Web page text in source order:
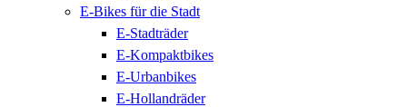
E-Bikes für die Stadt
E-Stadträder
E-Kompaktbikes
E-Urbanbikes
E-Hollandräder